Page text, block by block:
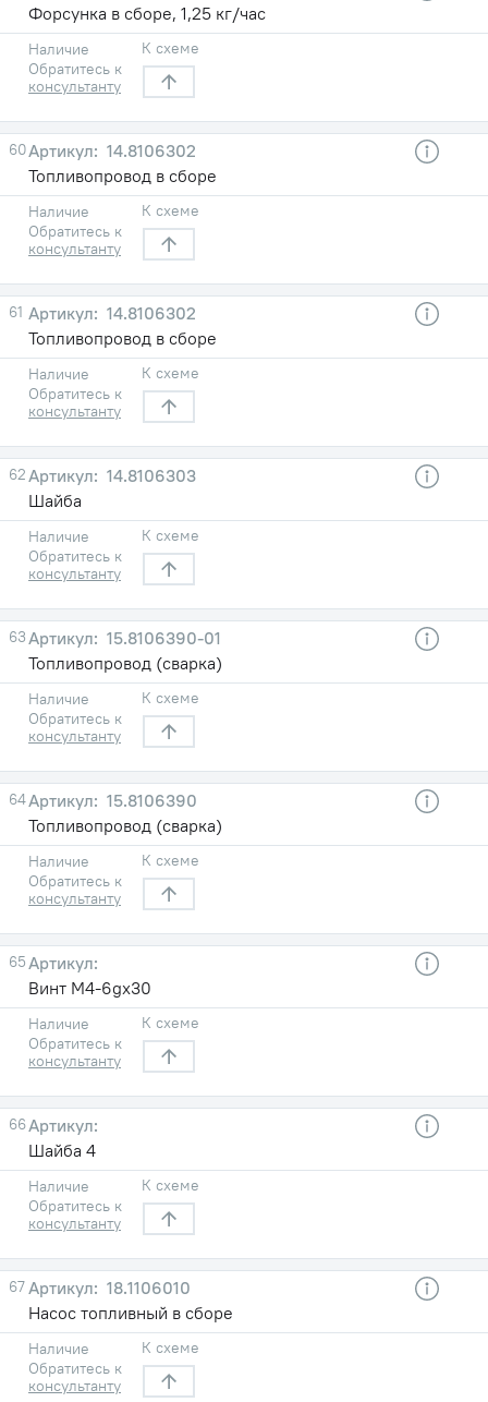
Форсунка в сборе, 1,25 кг/час
Наличие
Обратитесь к
консультанту
К схеме
60
14.8106302
Топливопровод в сборе
Наличие
Обратитесь к
консультанту
К схеме
61
14.8106302
Топливопровод в сборе
Наличие
Обратитесь к
консультанту
К схеме
62
14.8106303
Шайба
Наличие
Обратитесь к
консультанту
К схеме
63
15.8106390-01
Топливопровод (сварка)
Наличие
Обратитесь к
консультанту
К схеме
64
15.8106390
Топливопровод (сварка)
Наличие
Обратитесь к
консультанту
К схеме
65
Винт М4-6gх30
Наличие
Обратитесь к
консультанту
К схеме
66
Шайба 4
Наличие
Обратитесь к
консультанту
К схеме
67
18.1106010
Насос топливный в сборе
Наличие
Обратитесь к
консультанту
К схеме